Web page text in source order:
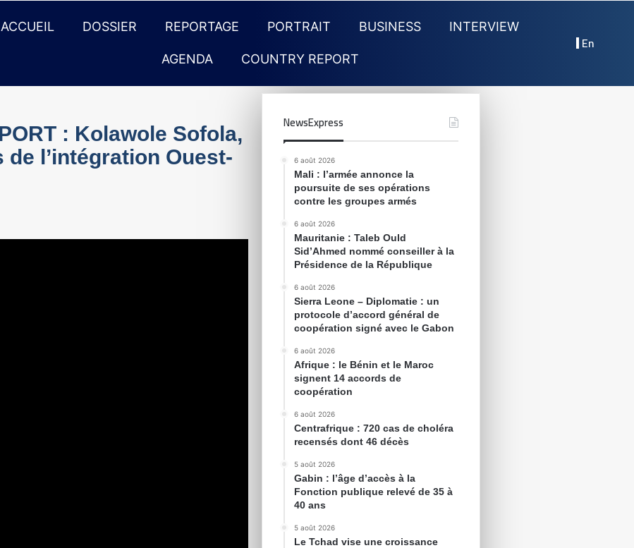
ACCUEIL DOSSIER REPORTAGE PORTRAIT BUSINESS INTERVIEW
AGENDA COUNTRY REPORT
En
: Kolawole Sofola,
l’intégration Ouest-
NewsExpress
6 août 2026
Mali : l’armée annonce la
poursuite de ses opérations
contre les groupes armés
6 août 2026
Mauritanie : Taleb Ould
Sid’Ahmed nommé conseiller à la
Présidence de la République
6 août 2026
Sierra Leone – Diplomatie : un
protocole d’accord général de
coopération signé avec le Gabon
6 août 2026
Afrique : le Bénin et le Maroc
signent 14 accords de
coopération
6 août 2026
Centrafrique : 720 cas de choléra
recensés dont 46 décès
5 août 2026
Gabin : l’âge d’accès à la
Fonction publique relevé de 35 à
40 ans
5 août 2026
Le Tchad vise une croissance